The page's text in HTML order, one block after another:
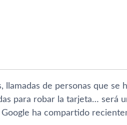
llamadas de personas que se
para robar la tarjeta… será
ha compartido